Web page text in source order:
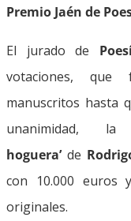
Premio Jaén de
El jurado de
votaciones, que
manuscritos hasta
unanimidad,
hoguera’de
con 10.000 euros
originales.